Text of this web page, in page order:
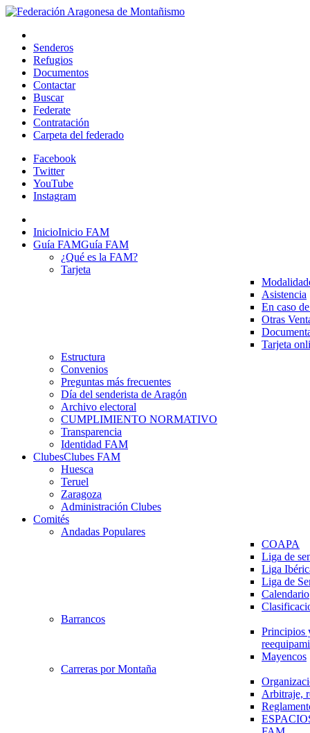
Senderos
Refugios
Documentos
Contactar
Buscar
Federate
Contratación
Carpeta del federado
Facebook
Twitter
YouTube
Instagram
InicioInicio FAM
Guía FAMGuía FAM
¿Qué es la FAM?
Tarjeta
Asistencia
En caso
Otras
Tarjeta
Estructura
Convenios
Preguntas más frecuentes
Día del senderista de Aragón
Archivo electoral
CUMPLIMIENTO NORMATIVO
Transparencia
Identidad FAM
ClubesClubes FAM
Huesca
Teruel
Zaragoza
Administración Clubes
Comités
Andadas Populares
COAPA
Liga de
Liga
Liga de
Calendario
Barrancos
Principios
Mayencos
Carreras por Montaña
Arbitraje,